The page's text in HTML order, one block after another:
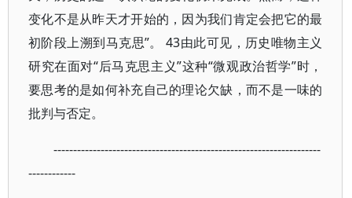
变化不是从昨天才开始的，因为我们肯定会把它的最
初阶段上溯到马克思”。 43由此可见，历史唯物主义
研究在面对“后马克思主义”这种“微观政治哲学”时，
要思考的是如何补充自己的理论欠缺，而不是一味的
批判与否定。
--------------------------------------------------------------------
------------